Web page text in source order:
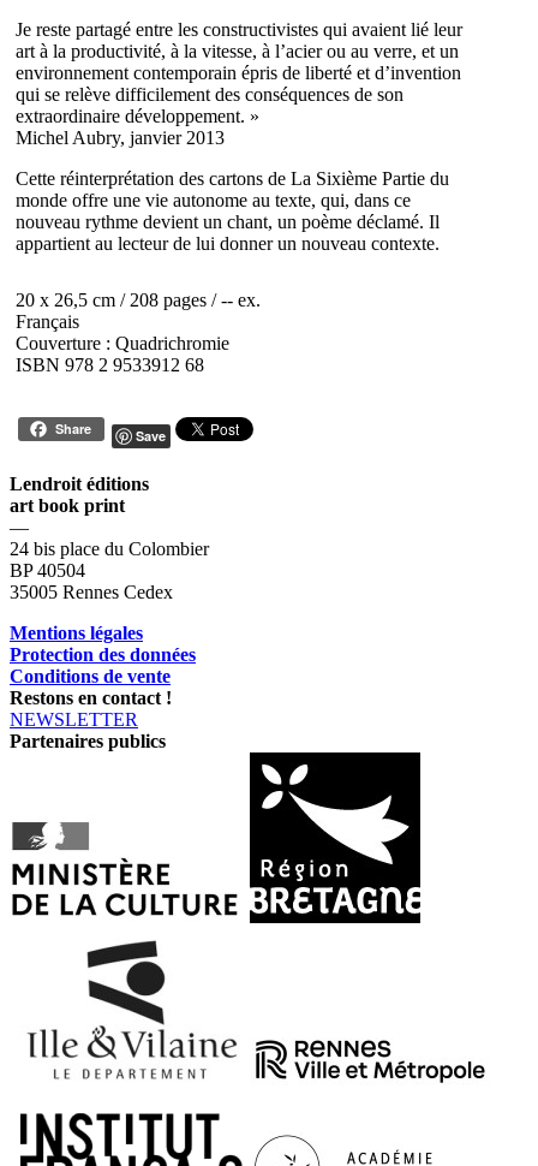
Je reste partagé entre les constructivistes qui avaient lié leur
art à la productivité, à la vitesse, à l’acier ou au verre, et un
environnement contemporain épris de liberté et d’invention
qui se relève difficilement des conséquences de son
extraordinaire développement. »
Michel Aubry, janvier 2013
Cette réinterprétation des cartons de La Sixième Partie du
monde offre une vie autonome au texte, qui, dans ce
nouveau rythme devient un chant, un poème déclamé. Il
appartient au lecteur de lui donner un nouveau contexte.
20 x 26,5 cm / 208 pages / -- ex.
Français
Couverture : Quadrichromie
ISBN 978 2 9533912 68
Share Save
Lendroit éditions
art book print
—
24 bis place du Colombier
BP 40504
35005 Rennes Cedex
Mentions légales
Protection des données
Conditions de vente
Restons en contact !
NEWSLETTER
Partenaires publics